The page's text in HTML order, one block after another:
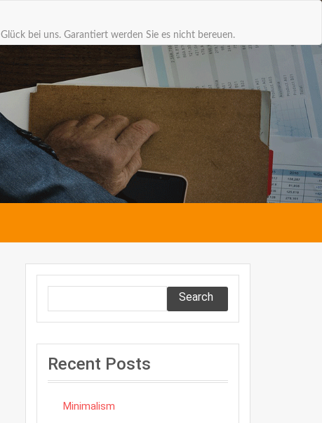
bei uns. Garantiert werden Sie es nicht bereuen.
Search
Recent Posts
Minimalism